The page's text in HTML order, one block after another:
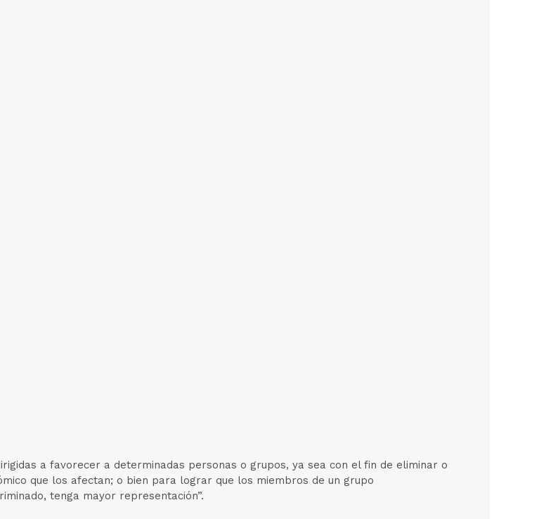
a favorecer a determinadas personas o grupos, ya sea con el fin de eliminar o
que los afectan; o bien para lograr que los miembros de un grupo
tenga mayor representación”.